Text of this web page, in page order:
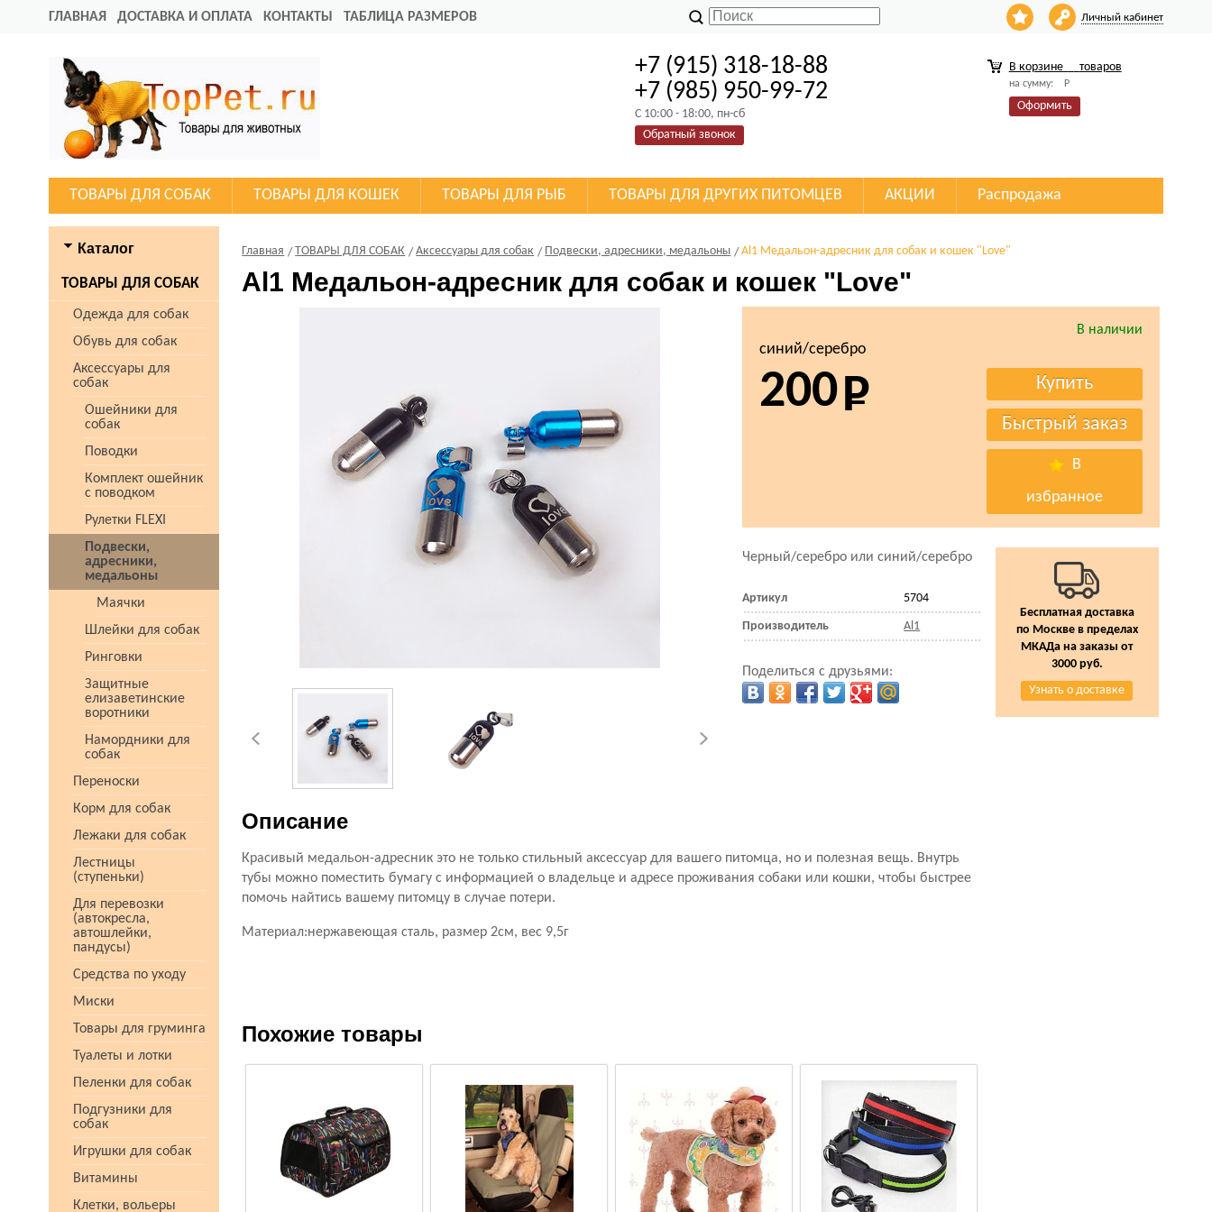
ГЛАВНАЯ ДОСТАВКА И ОПЛАТА КОНТАКТЫ ТАБЛИЦА РАЗМЕРОВ Личный кабинет
+7 (915) 318-18-88
+7 (985) 950-99-72
C 10:00 - 18:00, пн-сб
Обратный звонок
В корзине товаров
на сумму: Р
Оформить
ТОВАРЫ ДЛЯ СОБАК ТОВАРЫ ДЛЯ КОШЕК ТОВАРЫ ДЛЯ РЫБ ТОВАРЫ ДЛЯ ДРУГИХ ПИТОМЦЕВ АКЦИИ Распродажа
Каталог
ТОВАРЫ ДЛЯ СОБАК
Одежда для собак
Обувь для собак
Аксессуары для
собак
Ошейники для
собак
Поводки
Комплект ошейник
с поводком
Рулетки FLEXI
Подвески,
адресники,
медальоны
Маячки
Шлейки для собак
Ринговки
Защитные
елизаветинские
воротники
Намордники для
собак
Переноски
Корм для собак
Лежаки для собак
Лестницы
(ступеньки)
Для перевозки
(автокресла,
автошлейки,
пандусы)
Средства по уходу
Миски
Товары для груминга
Туалеты и лотки
Пеленки для собак
Подгузники для
собак
Игрушки для собак
Витамины
Клетки, вольеры
Главная ТОВАРЫ ДЛЯ СОБАК Аксессуары для собак Подвески, адресники, медальоны Al1 Медальон-адресник для собак и кошек "Love"
Al1 Медальон-адресник для собак и кошек "Love"
В наличии
синий/серебро
200
В
избранное
Черный/серебро или синий/серебро
Артикул 5704
Производитель Al1
Поделиться с друзьями:
Описание
Красивый медальон-адресник это не только стильный аксессуар для вашего питомца, но и полезная вещь. Внутрь
тубы можно поместить бумагу с информацией о владельце и адресе проживания собаки или кошки, чтобы быстрее
помочь найтись вашему питомцу в случае потери.
Материал:нержавеющая сталь, размер 2см, вес 9,5г
Похожие товары
Бесплатная доставка
по Москве в пределах
МКАДа на заказы от
3000 руб.
Узнать о доставке